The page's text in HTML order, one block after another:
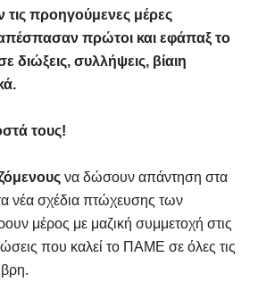
τις προηγούμενες μέρες
πρώτοι και εφάπαξ το
διώξεις, συλλήψεις, βίαιη
τους!
να δώσουν απάντηση στα
νέα σχέδια πτώχευσης των
μέρος με μαζική συμμετοχή στις
που καλεί το ΠΑΜΕ σε όλες τις